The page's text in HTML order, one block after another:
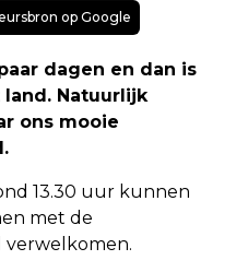
op Google
dagen en dan is
Natuurlijk
ons mooie
13.30 uur kunnen
met de
verwelkomen.